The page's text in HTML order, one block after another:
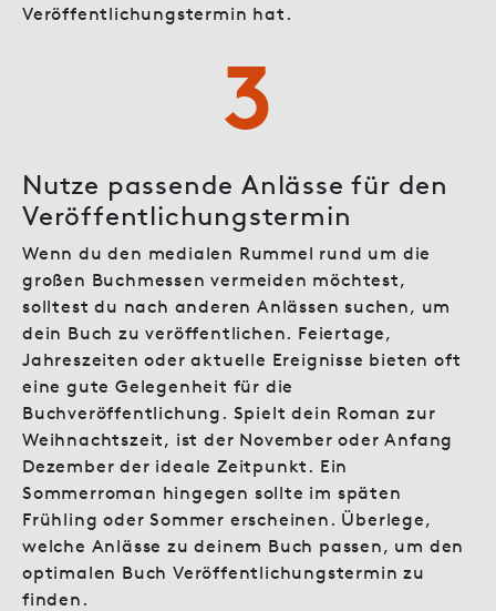
Veröffentlichungstermin hat.
3
Nutze passende Anlässe für den
Veröffentlichungstermin
Wenn du den medialen Rummel rund um die
großen Buchmessen vermeiden möchtest,
solltest du nach anderen Anlässen suchen, um
dein Buch zu veröffentlichen. Feiertage,
Jahreszeiten oder aktuelle Ereignisse bieten oft
eine gute Gelegenheit für die
Buchveröffentlichung. Spielt dein Roman zur
Weihnachtszeit, ist der November oder Anfang
Dezember der ideale Zeitpunkt. Ein
Sommerroman hingegen sollte im späten
Frühling oder Sommer erscheinen. Überlege,
welche Anlässe zu deinem Buch passen, um den
optimalen Buch Veröffentlichungstermin zu
finden.